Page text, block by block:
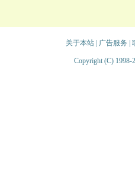
关于本站| 广告服务
Copyright (C) 1998-